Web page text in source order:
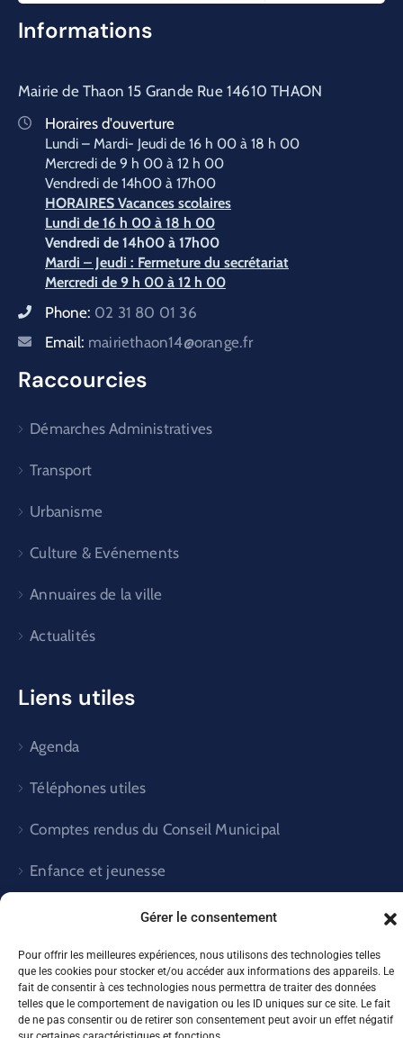
Gérer le consentement
Pour offrir les meilleures expériences, nous utilisons des technologies telles
que les cookies pour stocker et/ou accéder aux informations des appareils. Le
fait de consentir à ces technologies nous permettra de traiter des données
telles que le comportement de navigation ou les ID uniques sur ce site. Le fait
de ne pas consentir ou de retirer son consentement peut avoir un effet négatif
Informations
Mairie de Thaon 15 Grande Rue 14610 THAON
Horaires d'ouverture
Lundi – Mardi- Jeudi de 16 h 00 à 18 h 00
Mercredi de 9 h 00 à 12 h 00
Vendredi de 14h00 à 17h00
HORAIRES Vacances scolaires
Lundi de 16 h 00 à 18 h 00
Vendredi de 14h00 à 17h00
Mardi – Jeudi : Fermeture du secrétariat
Mercredi de 9 h 00 à 12 h 00
Phone: 02 31 80 01 36
Email: mairiethaon14@orange.fr
Raccourcies
Démarches Administratives
Transport
Urbanisme
Culture & Evénements
Annuaires de la ville
Actualités
Liens utiles
Agenda
Téléphones utiles
Comptes rendus du Conseil Municipal
Enfance et jeunesse
ENVIRONNEMENT
Mairie de Thaon© 2026